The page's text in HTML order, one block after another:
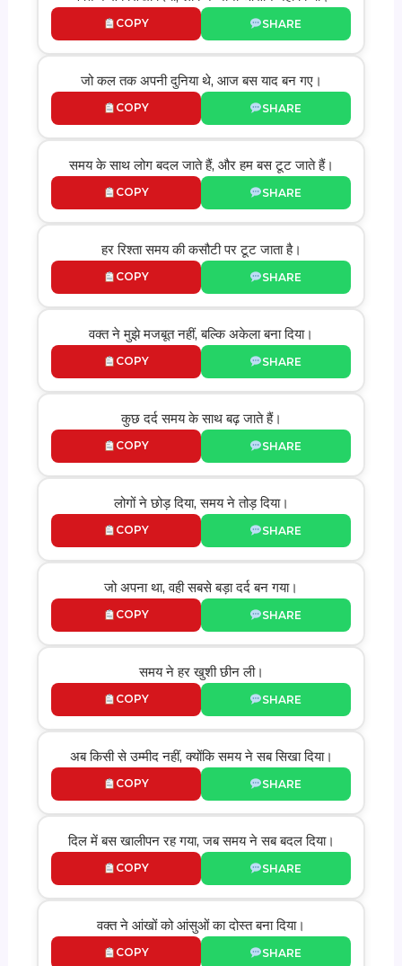
COPY SHARE
जो कल तक अपनी दुनिया थे, आज बस याद बन गए।
COPY SHARE
समय के साथ लोग बदल जाते हैं, और हम बस टूट जाते हैं।
COPY SHARE
हर रिश्ता समय की कसौटी पर टूट जाता है।
COPY SHARE
वक्त ने मुझे मजबूत नहीं, बल्कि अकेला बना दिया।
COPY SHARE
कुछ दर्द समय के साथ बढ़ जाते हैं।
COPY SHARE
लोगों ने छोड़ दिया, समय ने तोड़ दिया।
COPY SHARE
जो अपना था, वही सबसे बड़ा दर्द बन गया।
COPY SHARE
समय ने हर खुशी छीन ली।
COPY SHARE
अब किसी से उम्मीद नहीं, क्योंकि समय ने सब सिखा दिया।
COPY SHARE
दिल में बस खालीपन रह गया, जब समय ने सब बदल दिया।
COPY SHARE
वक्त ने आंखों को आंसुओं का दोस्त बना दिया।
COPY SHARE